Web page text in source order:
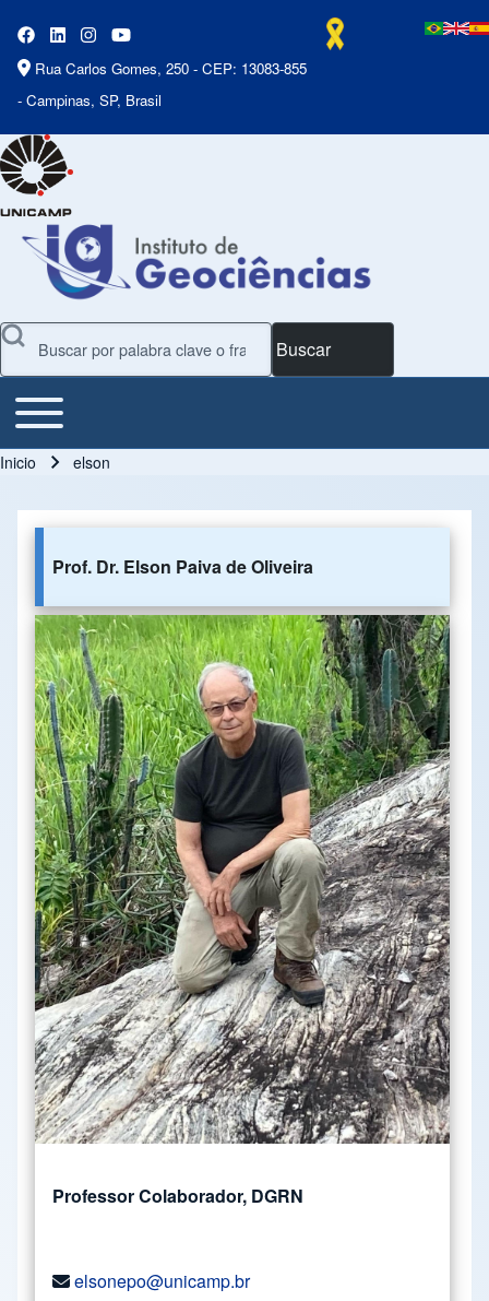
Rua Carlos Gomes, 250 - CEP: 13083-855
- Campinas, SP, Brasil
Buscar
Main Menu
Toggle main menu
Inicio elson
Prof. Dr. Elson Paiva de Oliveira
Professor Colaborador, DGRN
elsonepo@unicamp.br